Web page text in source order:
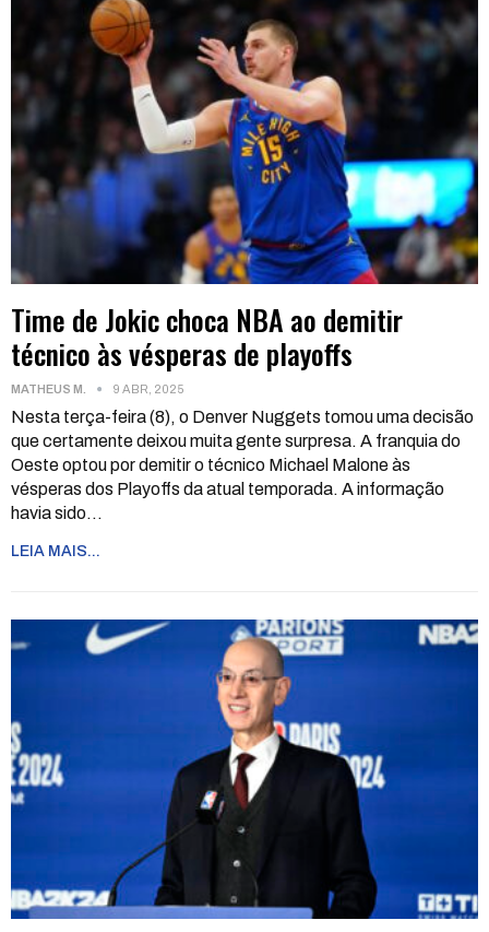
Time de Jokic choca NBA ao demitir
técnico às vésperas de playoffs
MATHEUS M. 9 ABR, 2025
Nesta terça-feira (8), o Denver Nuggets tomou uma decisão
que certamente deixou muita gente surpresa. A franquia do
Oeste optou por demitir o técnico Michael Malone às
vésperas dos Playoffs da atual temporada. A informação
havia sido…
LEIA MAIS...